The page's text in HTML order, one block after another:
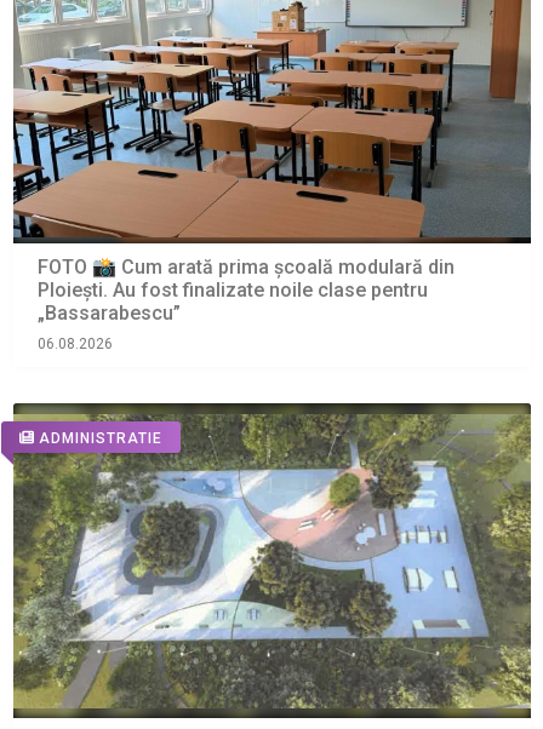
FOTO 📸 Cum arată prima școală modulară din
Ploiești. Au fost finalizate noile clase pentru
„Bassarabescu”
06.08.2026
ADMINISTRATIE